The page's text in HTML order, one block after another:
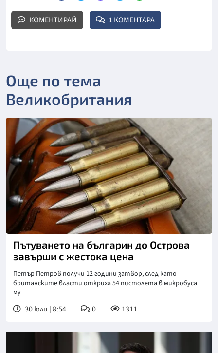
КОМЕНТИРАЙ 1 КОМЕНТАРА
Още по тема
Великобритания
Пътуването на българин до Острова
завърши с жестока цена
Петър Петров получи 12 години затвор, след като
британските власти откриха 54 пистолета в микробуса
му
30 юли | 8:54 0 1311